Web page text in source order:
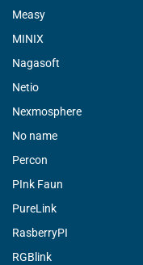
Measy
MINIX
Nagasoft
Netio
Nexmosphere
No name
Percon
PInk Faun
PureLink
RasberryPI
RGBlink